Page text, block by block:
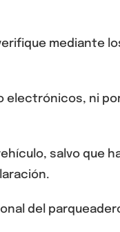
mediante
electrónicos, ni
, salvo que
del